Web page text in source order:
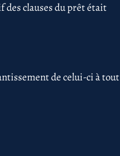
des clauses du prêt était
de celui-ci à tout